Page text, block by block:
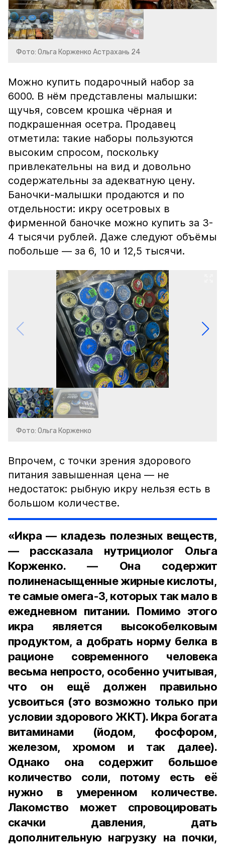
Фото: Ольга Корженко Астрахань 24
Можно купить подарочный набор за
6000. В нём представлены малышки:
щучья, совсем крошка чёрная и
подкрашенная осетра. Продавец
отметила: такие наборы пользуются
высоким спросом, поскольку
привлекательны на вид и довольно
содержательны за адекватную цену.
Баночки-малышки продаются и по
отдельности: икру осетровых в
фирменной баночке можно купить за 3-
4 тысячи рублей. Даже следуют объёмы
побольше — за 6, 10 и 12,5 тысячи.
Фото: Ольга Корженко
Впрочем, с точки зрения здорового
питания завышенная цена — не
недостаток: рыбную икру нельзя есть в
большом количестве.
«Икра — кладезь полезных веществ,
— рассказала нутрициолог Ольга
Корженко. — Она содержит
полиненасыщенные жирные кислоты,
те самые омега-3, которых так мало в
ежедневном питании. Помимо этого
икра является высокобелковым
продуктом, а добрать норму белка в
рационе современного человека
весьма непросто, особенно учитывая,
что он ещё должен правильно
усвоиться (это возможно только при
условии здорового ЖКТ). Икра богата
витаминами (йодом, фосфором,
железом, хромом и так далее).
Однако она содержит большое
количество соли, потому есть её
нужно в умеренном количестве.
Лакомство может спровоцировать
скачки давления, дать
дополнительную нагрузку на почки,